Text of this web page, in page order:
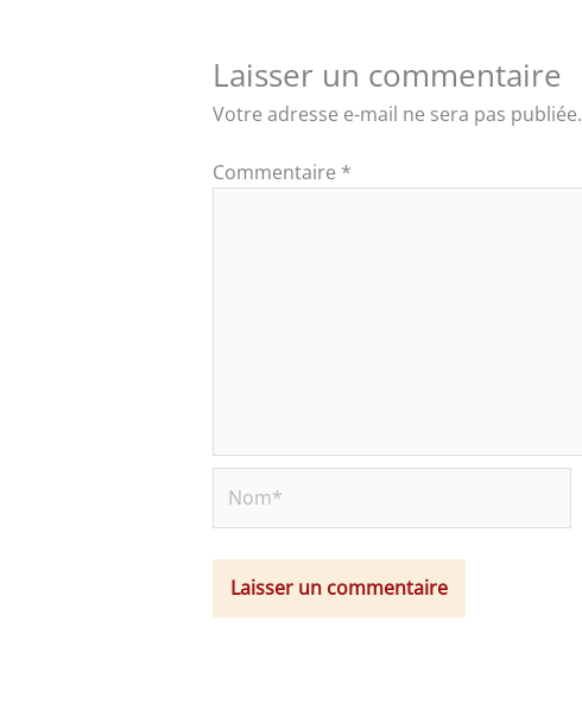
Laisser un commentaire
Votre adresse e-mail ne sera pas publiée.
Commentaire *